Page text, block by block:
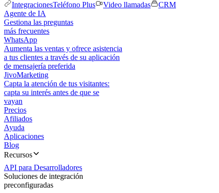
IntegracionesTeléfono Plus Video llamadas
CRM
Agente de IA
Gestiona las preguntas
más frecuentes
WhatsApp
Aumenta las ventas y ofrece asistencia
a tus clientes a través de su aplicación
de mensajería preferida
JivoMarketing
Capta la atención de tus visitantes:
capta su interés antes de que se
vayan
Precios
Afiliados
Ayuda
Aplicaciones
Blog
Recursos
API para Desarrolladores
Soluciones de integración
preconfiguradas